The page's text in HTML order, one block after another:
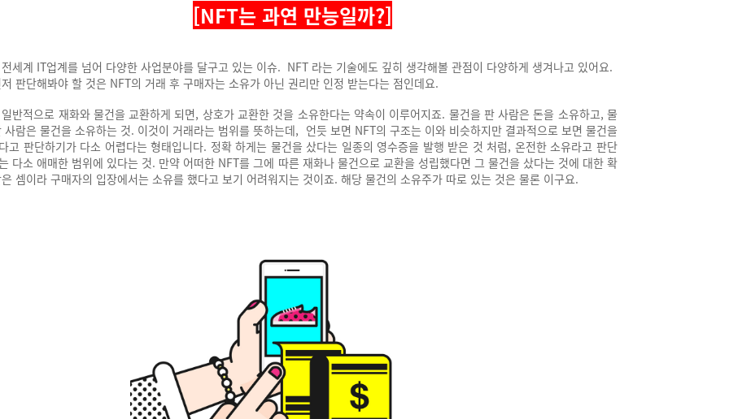
[NFT는 과연 만능일까?]
세계 IT업계를 넘어 다양한 사업분야를 달구고 있는 이슈. NFT 라는 기술에도 깊히 생각해볼 관점이 다양하게 생겨나고 있어요.
판단해봐야 할 것은 NFT의 거래 후 구매자는 소유가 아닌 권리만 인정 받는다는 점인데요.
반적으로 재화와 물건을 교환하게 되면, 상호가 교환한 것을 소유한다는 약속이 이루어지죠. 물건을 판 사람은 돈을 소유하고, 물
사람은 물건을 소유하는 것. 이것이 거래라는 범위를 뜻하는데, 언듯 보면 NFT의 구조는 이와 비슷하지만 결과적으로 보면 물건을
고 판단하기가 다소 어렵다는 형태입니다. 정확 하게는 물건을 샀다는 일종의 영수증을 발행 받은 것 처럼, 온전한 소유라고 판단
다소 애매한 범위에 있다는 것. 만약 어떠한 NFT를 그에 따른 재화나 물건으로 교환을 성립했다면 그 물건을 샀다는 것에 대한 확
셈이라구매자의 입장에서는 소유를 했다고 보기 어려워지는 것이죠. 해당 물건의 소유주가 따로 있는 것은 물론 이구요.